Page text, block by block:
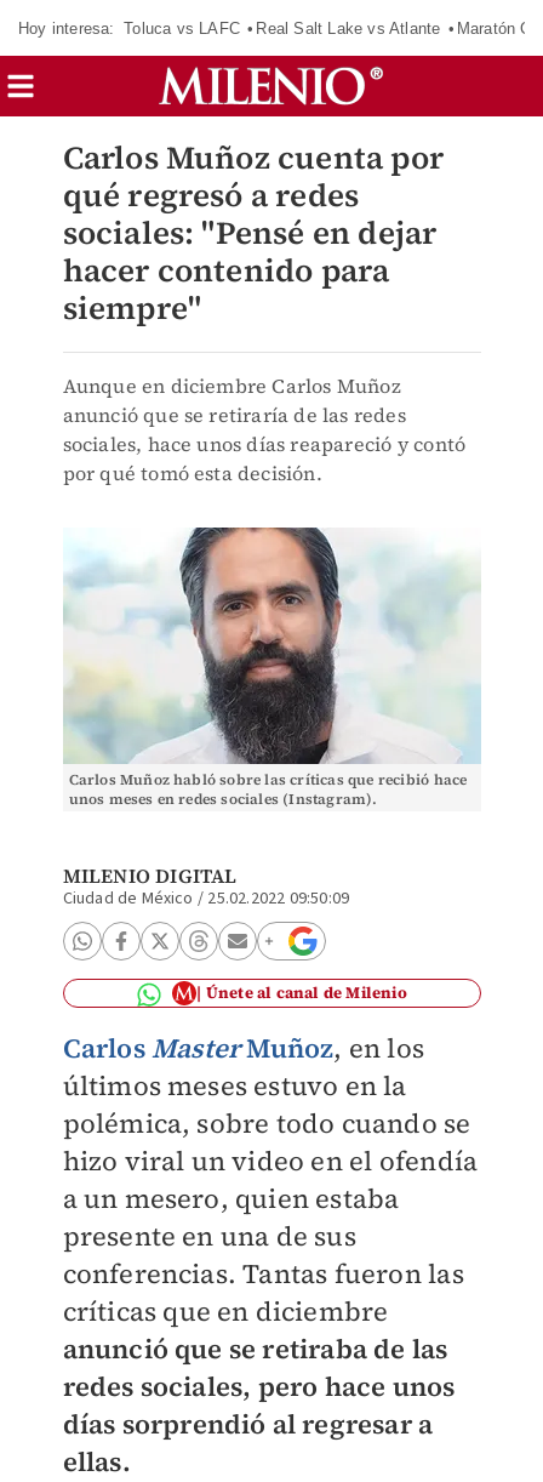
Hoy interesa: Toluca vs LAFC Real Salt Lake vs Atlante Maratón
Carlos Muñoz cuenta por
qué regresó a redes
sociales: "Pensé en dejar
hacer contenido para
siempre"
Aunque en diciembre Carlos Muñoz
anunció que se retiraría de las redes
sociales, hace unos días reapareció y contó
por qué tomó esta decisión.
Carlos Muñoz habló sobre las críticas que recibió hace
unos meses en redes sociales (Instagram).
MILENIO DIGITAL
Ciudad de México / 25.02.2022 09:50:09
Únete al canal de Milenio
CarlosMasterMuñoz, en los
últimos meses estuvo en la
polémica, sobre todo cuando se
hizo viral un video en el ofendía
a un mesero, quien estaba
presente en una de sus
conferencias. Tantas fueron las
críticas que en diciembre
anunció que se retiraba de las
redes sociales, pero hace unos
días sorprendió al regresar a
ellas.